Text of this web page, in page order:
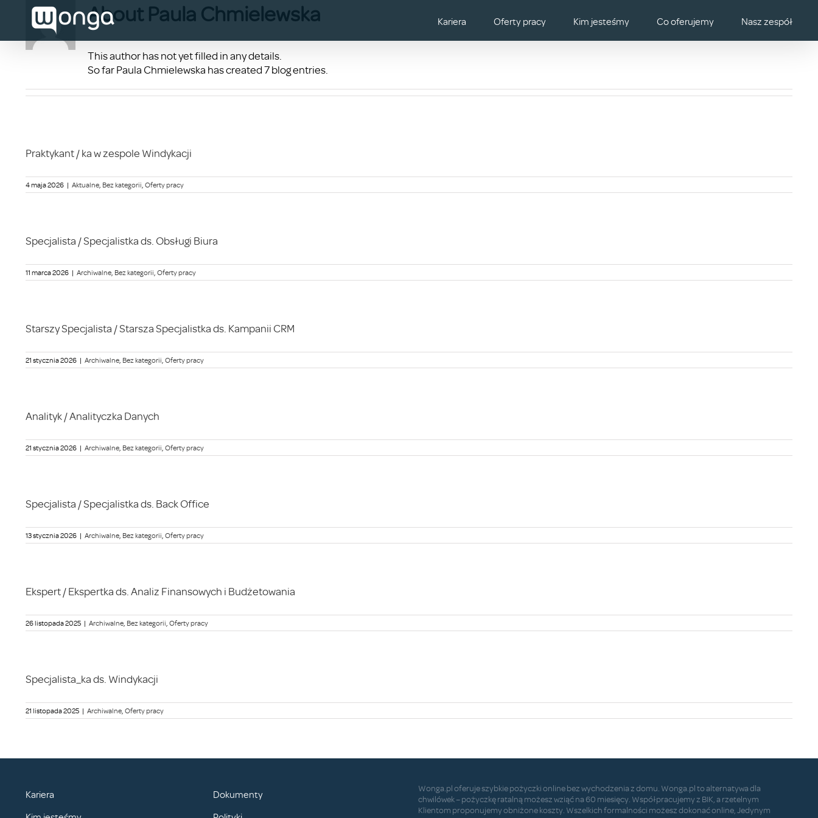
Kariera Oferty pracy Kim jesteśmy Co oferujemy Nasz zespół
AboutPaula Chmielewska
This author has not yet filled in any details.
So far Paula Chmielewska has created 7 blog entries.
Praktykant / ka w zespole Windykacji
4 maja 2026 | Aktualne, Bez kategorii, Oferty pracy
Specjalista / Specjalistka ds. Obsługi Biura
11 marca 2026 | Archiwalne, Bez kategorii, Oferty pracy
Starszy Specjalista / Starsza Specjalistka ds. Kampanii CRM
21 stycznia 2026 | Archiwalne, Bez kategorii, Oferty pracy
Analityk / Analityczka Danych
21 stycznia 2026 | Archiwalne, Bez kategorii, Oferty pracy
Specjalista / Specjalistka ds. Back Office
13 stycznia 2026 | Archiwalne, Bez kategorii, Oferty pracy
Ekspert / Ekspertka ds. Analiz Finansowych i Budżetowania
26 listopada 2025 | Archiwalne, Bez kategorii, Oferty pracy
Specjalista_ka ds. Windykacji
21 listopada 2025 | Archiwalne, Oferty pracy
Kariera
Dokumenty
Wonga.pl oferuje szybkie pożyczki online bez wychodzenia z domu. Wonga.pl to alternatywa dla
chwilówek – pożyczkę ratalną możesz wziąć na 60 miesięcy. Współpracujemy z BIK, a rzetelnym
Klientom proponujemy obniżone koszty. Wszelkich formalności możesz dokonać online, Jedynym